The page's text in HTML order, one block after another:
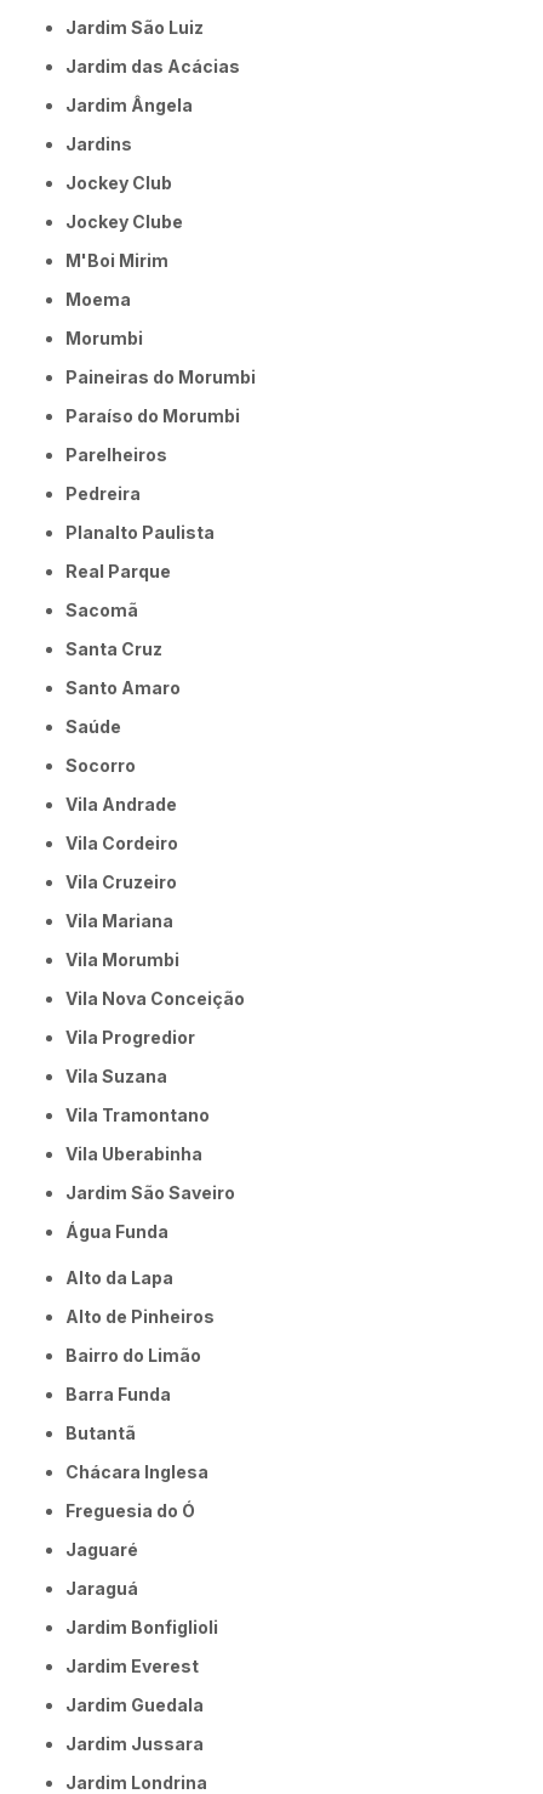
Jardim São Luiz
Jardim das Acácias
Jardim Ângela
Jardins
Jockey Club
Jockey Clube
M'Boi Mirim
Moema
Morumbi
Paineiras do Morumbi
Paraíso do Morumbi
Parelheiros
Pedreira
Planalto Paulista
Real Parque
Sacomã
Santa Cruz
Santo Amaro
Saúde
Socorro
Vila Andrade
Vila Cordeiro
Vila Cruzeiro
Vila Mariana
Vila Morumbi
Vila Nova Conceição
Vila Progredior
Vila Suzana
Vila Tramontano
Vila Uberabinha
jardim São Saveiro
Água Funda
Alto da Lapa
Alto de Pinheiros
Bairro do Limão
Barra Funda
Butantã
Chácara Inglesa
Freguesia do Ó
Jaguaré
Jaraguá
Jardim Bonfiglioli
Jardim Everest
Jardim Guedala
Jardim Jussara
Jardim Londrina